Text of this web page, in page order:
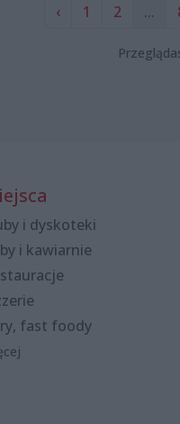
‹ 1 2 ...
i dyskoteki
i kawiarnie
fast foody